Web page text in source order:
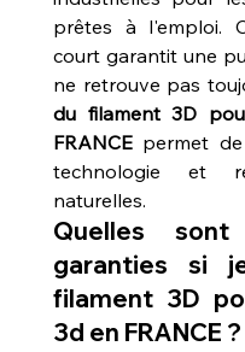
prêtes à l'emploi.
court garantit une
ne retrouve pas
du filament 3D
FRANCE permet de
technologie et
naturelles.
Quelles
garanties si
filament 3D
3d en FRANCE ?